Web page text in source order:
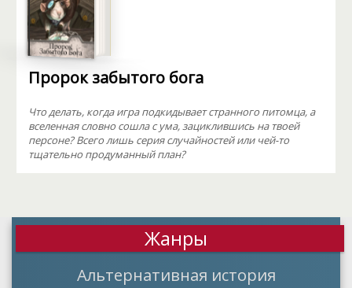
Пророк забытого бога
Что делать, когда игра подкидывает странного питомца, а
вселенная словно сошла с ума, зациклившись на твоей
персоне? Всего лишь серия случайностей или чей-то
тщательно продуманный план?
Жанры
Альтернативная история